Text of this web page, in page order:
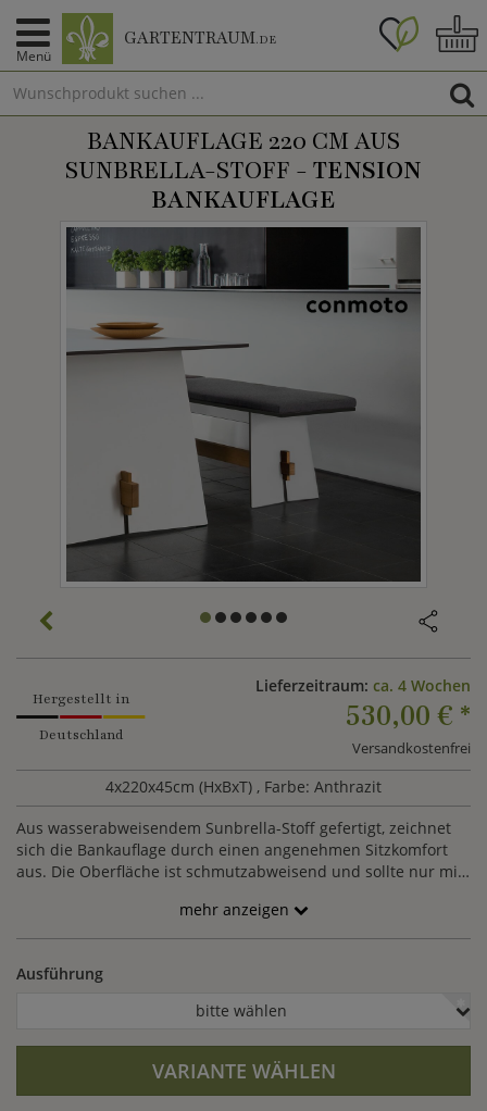
Menü
GARTENTRAUM.DE
BANKAUFLAGE 220 CM AUS
SUNBRELLA-STOFF - TENSION
BANKAUFLAGE
Hergestellt in
Deutschland
Lieferzeitraum: ca. 4 Wochen
530,00 € *
Versandkostenfrei
4x220x45cm (HxBxT) , Farbe: Anthrazit
Aus wasserabweisendem Sunbrella-Stoff gefertigt, zeichnet
sich die Bankauflage durch einen angenehmen Sitzkomfort
aus. Die Oberfläche ist schmutzabweisend und sollte nur mit
mehr anzeigen
Ausführung
bitte wählen
VARIANTE WÄHLEN